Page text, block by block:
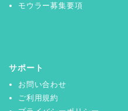
モウラー募集要項
サポート
お問い合わせ
ご利用規約